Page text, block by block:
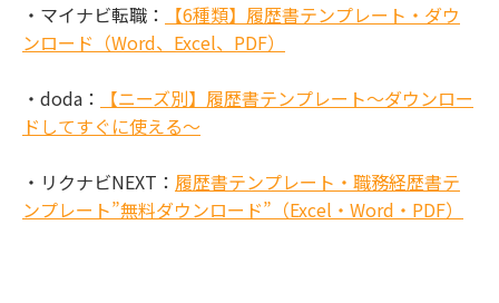
・マイナビ転職：
【6種類】履歴書テンプレート・ダウ
ンロード（Word、Excel、PDF）
・doda：
【ニーズ別】履歴書テンプレート～ダウンロー
ドしてすぐに使える～
・リクナビNEXT： 履歴書テンプレート・職務経歴書テ
ンプレート”無料ダウンロード”（Excel・Word・PDF）